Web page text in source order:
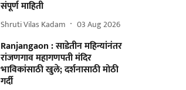
संपूर्ण माहिती
Shruti Vilas Kadam 03 Aug 2026
Ranjangaon : साडेतीन महिन्यांनंतर
रांजणगाव महागणपती मंदिर
भाविकांसाठी खुले; दर्शनासाठी मोठी
गर्दी